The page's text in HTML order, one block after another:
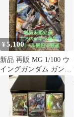
¥5,100
新品 再販 MG 1/100 ウ
イングガンダム ガンプ
ラ ガンダムW送料込み